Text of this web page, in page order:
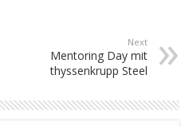
Next
Mentoring Day mit
thyssenkrupp Steel